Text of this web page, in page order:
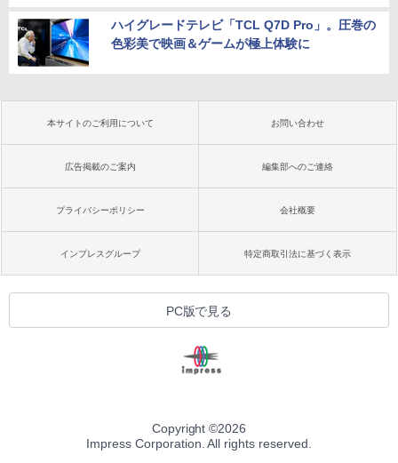
ハイグレードテレビ「TCL Q7D Pro」。圧巻の
色彩美で映画＆ゲームが極上体験に
本サイトのご利用について お問い合わせ
広告掲載のご案内 編集部へのご連絡
プライバシーポリシー 会社概要
インプレスグループ 特定商取引法に基づく表示
PC版で見る
Copyright ©2026
Impress Corporation. All rights reserved.